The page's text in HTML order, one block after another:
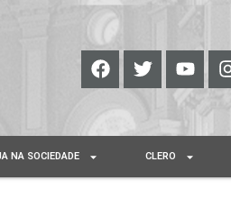
NA SOCIEDADE CLERO